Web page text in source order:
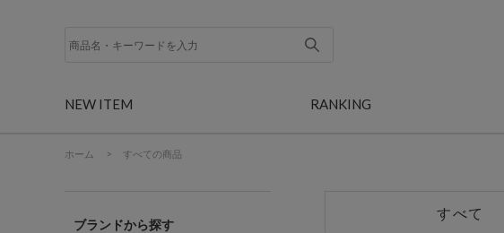
NEW ITEM RANKING
ホーム > すべての商品
ブランド
すべて